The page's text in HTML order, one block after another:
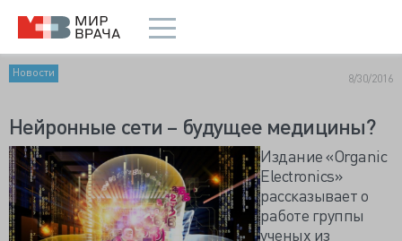
Новости 8/30/2016
Нейронные сети – будущее медицины?
Издание «Organic
Electronics»
рассказывает о
работе группы
ученых из